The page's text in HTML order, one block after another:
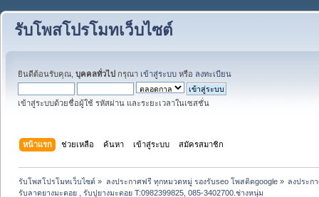
รับโพสโปรโมทเว็บไซต์
ยินดีต้อนรับคุณ, บุคคลทั่วไป กรุณา เข้าสู่ระบบ หรือ ลงทะเบียน
เข้าสู่ระบบด้วยชื่อผู้ใช้ รหัสผ่าน และระยะเวลาในเซสชั่น
หน้าแรก ช่วยเหลือ ค้นหา เข้าสู่ระบบ สมัครสมาชิก
รับโพสโปรโมทเว็บไซต์ » ลงประกาศฟรี ทุกหมวดหมู่ รองรับseo โพสติดgoogle» ลงประก
รับลาดยางมะตอย , รับปูยางมะตอย T:0982399825, 085-3402700.ช่างหนุ่ม